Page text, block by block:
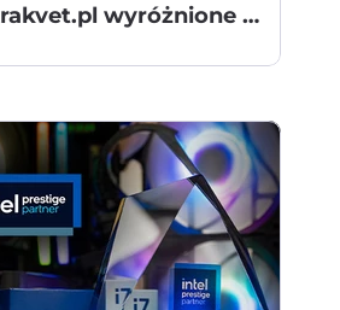
Sferis.pl i krakvet.pl wyróżnione tytułem Sklepu Roku 2026 w rankingu Ceneo.pl